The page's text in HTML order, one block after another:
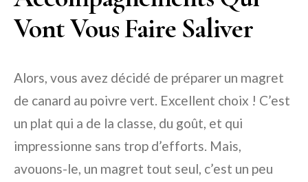
Vont Vous Faire Saliver
Alors, vous avez décidé de préparer un magret
de canard au poivre vert. Excellent choix ! C’est
un plat qui a de la classe, du goût, et qui
impressionne sans trop d’efforts. Mais,
avouons-le, un magret tout seul, c’est un peu